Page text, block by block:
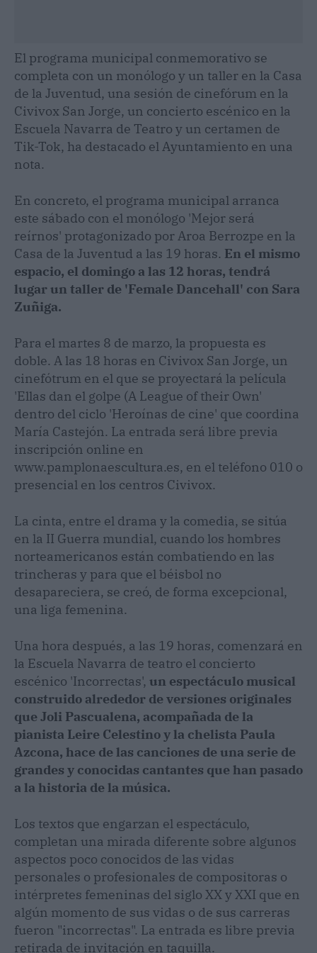
El programa municipal conmemorativo se
completa con un monólogo y un taller en la Casa
de la Juventud, una sesión de cinefórum en la
Civivox San Jorge, un concierto escénico en la
Escuela Navarra de Teatro y un certamen de
Tik-Tok, ha destacado el Ayuntamiento en una
nota.
En concreto, el programa municipal arranca
este sábado con el monólogo 'Mejor será
reírnos' protagonizado por Aroa Berrozpe en la
Casa de la Juventud a las 19 horas. En el mismo
espacio, el domingo a las 12 horas, tendrá
lugar un taller de 'Female Dancehall' con Sara
Zuñiga.
Para el martes 8 de marzo, la propuesta es
doble. A las 18 horas en Civivox San Jorge, un
cinefótrum en el que se proyectará la película
'Ellas dan el golpe (A League of their Own'
dentro del ciclo 'Heroínas de cine' que coordina
María Castejón. La entrada será libre previa
inscripción online en
www.pamplonaescultura.es, en el teléfono 010 o
presencial en los centros Civivox.
La cinta, entre el drama y la comedia, se sitúa
en la II Guerra mundial, cuando los hombres
norteamericanos están combatiendo en las
trincheras y para que el béisbol no
desapareciera, se creó, de forma excepcional,
una liga femenina.
Una hora después, a las 19 horas, comenzará en
la Escuela Navarra de teatro el concierto
escénico 'Incorrectas', un espectáculo musical
construido alrededor de versiones originales
que Joli Pascualena, acompañada de la
pianista Leire Celestino y la chelista Paula
Azcona, hace de las canciones de una serie de
grandes y conocidas cantantes que han pasado
a la historia de la música.
Los textos que engarzan el espectáculo,
completan una mirada diferente sobre algunos
aspectos poco conocidos de las vidas
personales o profesionales de compositoras o
intérpretes femeninas del siglo XX y XXI que en
algún momento de sus vidas o de sus carreras
fueron "incorrectas". La entrada es libre previa
retirada de invitación en taquilla.